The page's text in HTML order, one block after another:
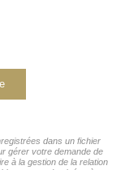
dans un fichier
gérer votre demande de
à la gestion de la relation